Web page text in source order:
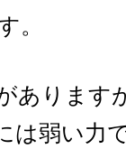
。
あります
は弱い力